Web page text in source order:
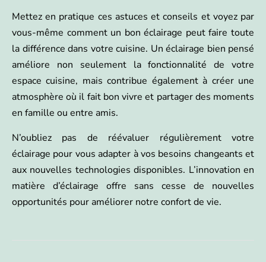
Mettez en pratique ces astuces et conseils et voyez par
vous-même comment un bon éclairage peut faire toute
la différence dans votre cuisine. Un éclairage bien pensé
améliore non seulement la fonctionnalité de votre
espace cuisine, mais contribue également à créer une
atmosphère où il fait bon vivre et partager des moments
en famille ou entre amis.
N’oubliez pas de réévaluer régulièrement votre
éclairage pour vous adapter à vos besoins changeants et
aux nouvelles technologies disponibles. L’innovation en
matière d’éclairage offre sans cesse de nouvelles
opportunités pour améliorer notre confort de vie.